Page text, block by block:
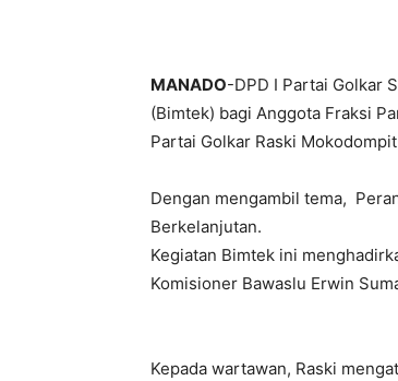
MANADO-DPD I Partai Golkar
(Bimtek) bagi Anggota Fraksi
Partai Golkar Raski
Dengan mengambil tema,
Berkelanjutan.
Kegiatan Bimtek ini
Komisioner Bawaslu Erwin
Kepada wartawan, Raski